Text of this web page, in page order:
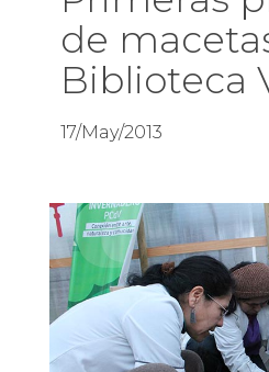
de
Biblioteca
17/May/2013